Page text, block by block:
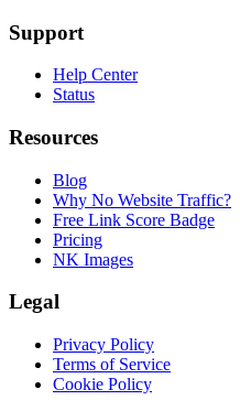
Support
Help Center
Status
Resources
Blog
Why No Website Traffic?
Free Link Score Badge
Pricing
NK Images
Legal
Privacy Policy
Terms of Service
Cookie Policy